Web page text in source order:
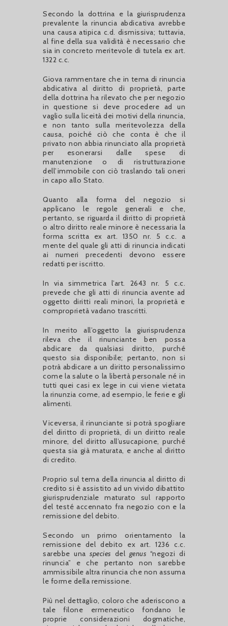
Secondo la dottrina e la giurisprudenza
prevalente la rinuncia abdicativa avrebbe
una causa atipica c.d. dismissiva; tuttavia,
al fine della sua validità è necessario che
sia in concreto meritevole di tutela ex art.
1322 c.c.
Giova rammentare che in tema di rinuncia
abdicativa al diritto di proprietà, parte
della dottrina ha rilevato che per negozio
in questione si deve procedere ad un
vaglio sulla liceità dei motivi della rinuncia,
e non tanto sulla meritevolezza della
causa, poiché ciò che conta è che il
privato non abbia rinunciato alla proprietà
per esonerarsi dalle spese di
manutenzione o di ristrutturazione
dell’immobile con ciò traslando tali oneri
in capo allo Stato.
Quanto alla forma del negozio si
applicano le regole generali e che,
pertanto, se riguarda il diritto di proprietà
o altro diritto reale minore è necessaria la
forma scritta ex art. 1350 nr. 5 c.c. a
mente del quale gli atti di rinuncia indicati
ai numeri precedenti devono essere
redatti per iscritto.
In via simmetrica l’art. 2643 nr. 5 c.c.
prevede che gli atti di rinuncia avente ad
oggetto diritti reali minori, la proprietà e
comproprietà vadano trascritti.
In merito all’oggetto la giurisprudenza
rileva che il rinunciante ben possa
abdicare da qualsiasi diritto, purché
questo sia disponibile; pertanto, non si
potrà abdicare a un diritto personalissimo
come la salute o la libertà personale né in
tutti quei casi ex lege in cui viene vietata
la rinunzia come, ad esempio, le ferie e gli
alimenti.
Viceversa, il rinunciante si potrà spogliare
del diritto di proprietà, di un diritto reale
minore, del diritto all’usucapione, purché
questa sia già maturata, e anche al diritto
di credito.
Proprio sul tema della rinuncia al diritto di
credito si è assistito ad un vivido dibattito
giurisprudenziale maturato sul rapporto
del testé accennato fra negozio con e la
remissione del debito.
Secondo un primo orientamento la
remissione del debito ex art. 1236 c.c.
sarebbe unaspecies del genus “negozi di
rinuncia” e che pertanto non sarebbe
ammissibile altra rinuncia che non assuma
le forme della remissione.
Più nel dettaglio, coloro che aderiscono a
tale filone ermeneutico fondano le
proprie considerazioni dogmatiche,